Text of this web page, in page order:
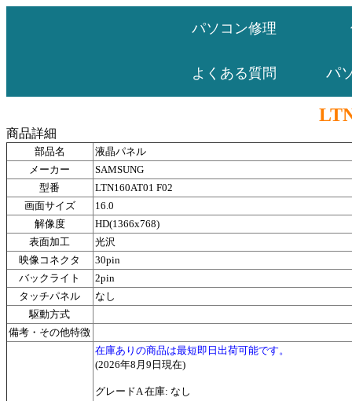
パソコン修理
よくある質問 パ
商品詳細
部品名
液晶パネル
メーカー
SAMSUNG
型番
LTN160AT01 F02
画面サイズ
16.0
解像度
HD(1366x768)
表面加工
光沢
映像コネクタ
30pin
バックライト
2pin
タッチパネル
なし
駆動方式
備考・その他特徴
在庫ありの商品は最短即日出荷可能です。
(2026年8月9日現在)
グレードA 在庫: なし